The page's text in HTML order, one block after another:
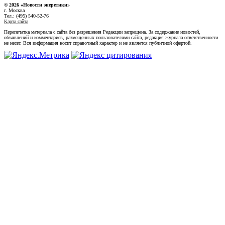
© 2026 «Новости энеретики»
г. Москва
Тел.: (495) 540-52-76
Карта сайта
Перепечатка материала с сайта без разрешения Редакции запрещена. За содержание новостей,
объявлений и комментариев, размещенных пользователями сайта, редакция журнала ответственности
не несет. Вся информация носит справочный характер и не является публичной офертой.